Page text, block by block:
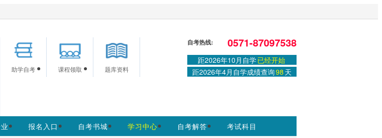
网站信息供学习交流使用，非政府官方网站，官方信息以浙江教育考试院
登录或注册|学习中心
助学自考 课程领取 题库资料
自考热线: 0571-87097538
距2026年10月自学已经开始
距2026年4月自学成绩查询98 天
报名入口 自考书城 学习中心 自考解答
考试科目